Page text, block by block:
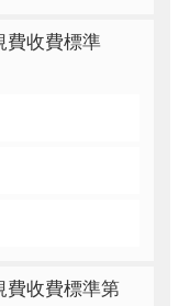
費收費標準
費收費標準第